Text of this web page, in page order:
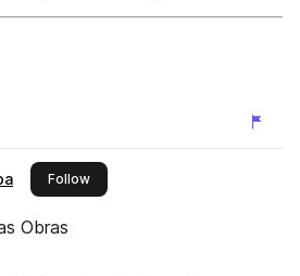
Followthis publisher
Obras